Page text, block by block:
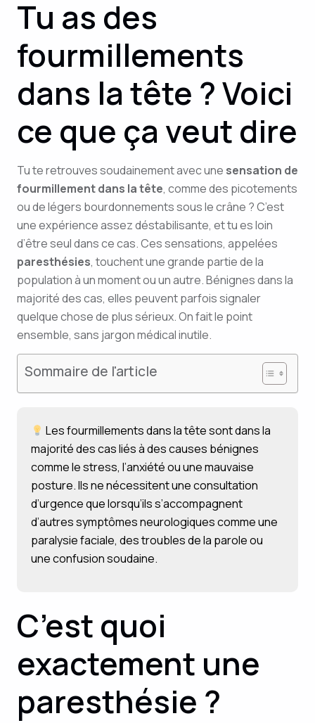
Tu as des
fourmillements
dans la tête ? Voici
ce que ça veut dire
Tu te retrouves soudainement avec une sensation de
fourmillement dans la tête, comme des picotements
ou de légers bourdonnements sous le crâne ? C’est
une expérience assez déstabilisante, et tu es loin
d’être seul dans ce cas. Ces sensations, appelées
paresthésies, touchent une grande partie de la
population à un moment ou un autre. Bénignes dans la
majorité des cas, elles peuvent parfois signaler
quelque chose de plus sérieux. On fait le point
ensemble, sans jargon médical inutile.
Sommaire de l'article
Les fourmillements dans la tête sont dans la
majorité des cas liés à des causes bénignes
comme le stress, l’anxiété ou une mauvaise
posture. Ils ne nécessitent une consultation
d’urgence que lorsqu’ils s’accompagnent
d’autres symptômes neurologiques comme une
paralysie faciale, des troubles de la parole ou
une confusion soudaine.
C’est quoi
exactement une
paresthésie ?